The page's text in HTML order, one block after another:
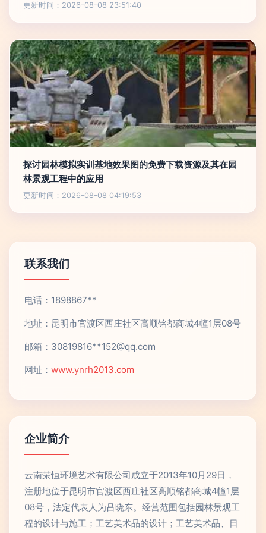
更新时间：2026-08-08 23:51:40
探讨园林模拟实训基地效果图的免费下载资源及其在园
林景观工程中的应用
更新时间：2026-08-08 04:19:53
联系我们
电话：1898867**
地址：昆明市官渡区西庄社区高顺铭都商城4幢1层08号
邮箱：30819816**152@qq.com
网址： www.ynrh2013.com
企业简介
云南荣恒环境艺术有限公司成立于2013年10月29日，
注册地位于昆明市官渡区西庄社区高顺铭都商城4幢1层
08号，法定代表人为吕晓东。经营范围包括园林景观工
程的设计与施工；工艺美术品的设计；工艺美术品、日